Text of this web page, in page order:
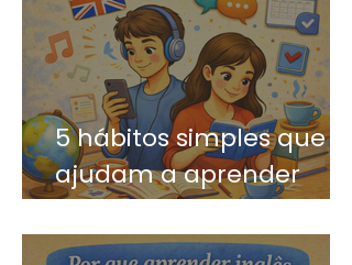
5 hábitos simples que
ajudam a aprender
inglês mais rápido